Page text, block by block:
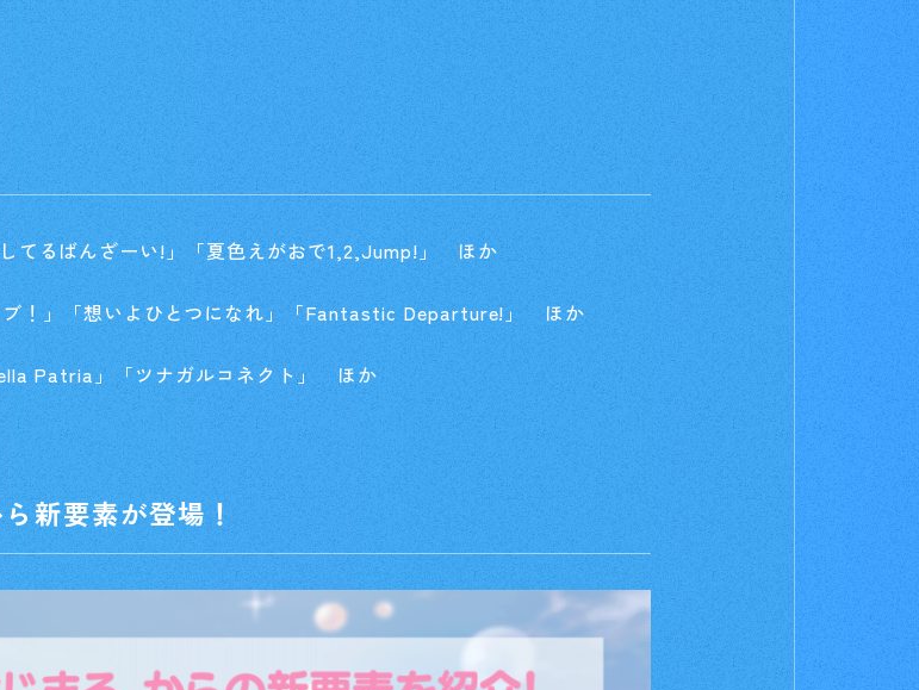
てるばんざーい!」「夏色えがおで1,2,Jump!」 ほか
！」「想いよひとつになれ」「Fantastic Departure!」 ほか
Patria」「ツナガルコネクト」 ほか
新要素が登場！